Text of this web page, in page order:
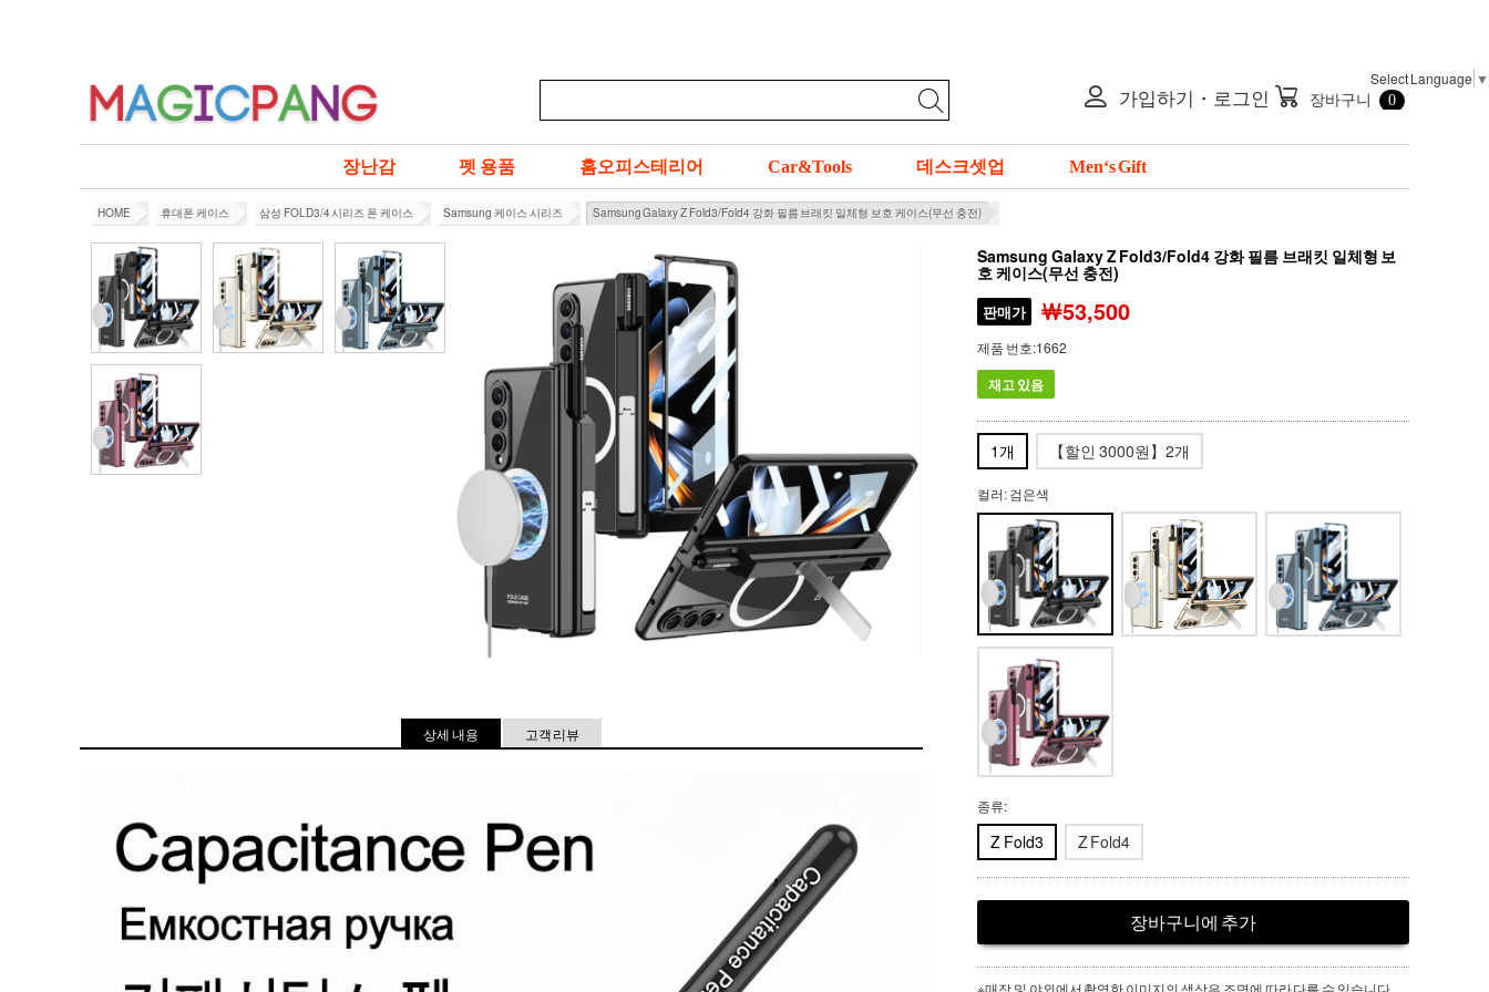
Select Language ▼
가입하기・로그인  장바구니 0
장난감 펫 용품 홈오피스테리어 Car&Tools 데스크셋업 Men‘s Gift
HOME 휴대폰 케이스 삼성 FOLD3/4 시리즈 폰 케이스 Samsung 케이스 시리즈 Samsung Galaxy Z Fold3/Fold4 강화 필름 브래킷 일체형 보호 케이스(무선 충전)
상세 내용 고객 리뷰
Samsung Galaxy Z Fold3/Fold4 강화 필름 브래킷 일체형 보
호 케이스(무선 충전)
판매가 ￦53,500
제품 번호:1662
재고 있음
1개 【할인 3000원】2개
컬러:검은색
종류:
Z Fold3 Z Fold4
장바구니에 추가
※매장 및 야외에서 촬영한 이미지의 색상은 조명에 따라 다를 수 있습니다.